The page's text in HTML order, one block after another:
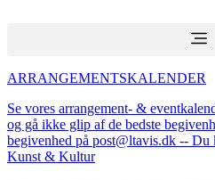
ARRANGEMENTSKALENDER
Se vores arrangement- &
og gå ikke glip af de bedste
begivenhed på post@ltavis.dk -- Du
Kunst & Kultur